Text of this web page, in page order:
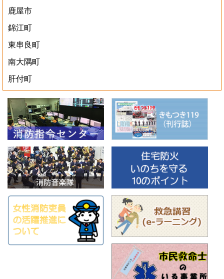
鹿屋市
錦江町
東串良町
南大隅町
肝付町